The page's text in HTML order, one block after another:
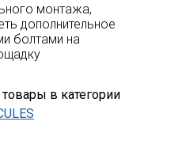
монтажа,
дополнительное
болтами на
в категории